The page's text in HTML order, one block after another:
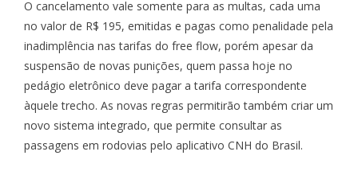
O cancelamento vale somente para as multas, cada uma
no valor de R$ 195, emitidas e pagas como penalidade pela
inadimplência nas tarifas do free flow, porém apesar da
suspensão de novas punições, quem passa hoje no
pedágio eletrônico deve pagar a tarifa correspondente
àquele trecho. As novas regras permitirão também criar um
novo sistema integrado, que permite consultar as
passagens em rodovias pelo aplicativo CNH do Brasil.